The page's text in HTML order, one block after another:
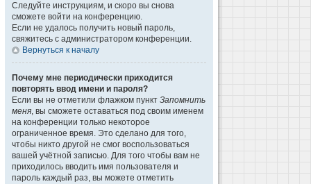
Следуйте инструкциям, и скоро вы снова
сможете войти на конференцию.
Если не удалось получить новый пароль,
свяжитесь с администратором конференции.
Вернуться к началу
Почему мне периодически приходится
повторять ввод имени и пароля?
Если вы не отметили флажком пункт Запомнить
меня, вы сможете оставаться под своим именем
на конференции только некоторое
ограниченное время. Это сделано для того,
чтобы никто другой не смог воспользоваться
вашей учётной записью. Для того чтобы вам не
приходилось вводить имя пользователя и
пароль каждый раз, вы можете отметить